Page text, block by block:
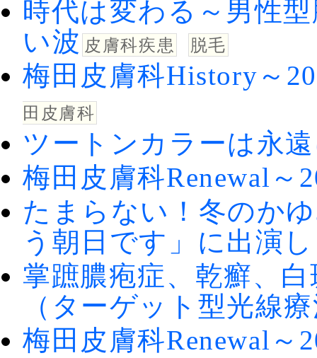
時代は変わる～男性
い波 皮膚科疾患 脱毛
梅田皮膚科History～
田皮膚科
ツートンカラーは永
梅田皮膚科Renewal～
たまらない！冬のか
う朝日です」に出演
掌蹠膿疱症、乾癬、
（ターゲット型光線
梅田皮膚科Renewal～